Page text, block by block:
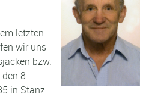
letzten
wir uns
bzw.
8.
in Stanz.